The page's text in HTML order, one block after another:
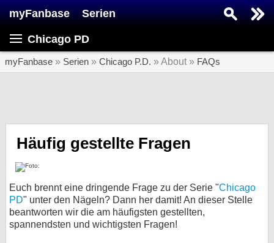
myFanbase Serien
Chicago PD
myFanbase » Serien » Chicago P.D. » About » FAQs
Häufig gestellte Fragen
Euch brennt eine dringende Frage zu der Serie "Chicago
PD" unter den Nägeln? Dann her damit! An dieser Stelle
beantworten wir die am häufigsten gestellten,
spannendsten und wichtigsten Fragen!
SERIEN
Specials
SERVICE